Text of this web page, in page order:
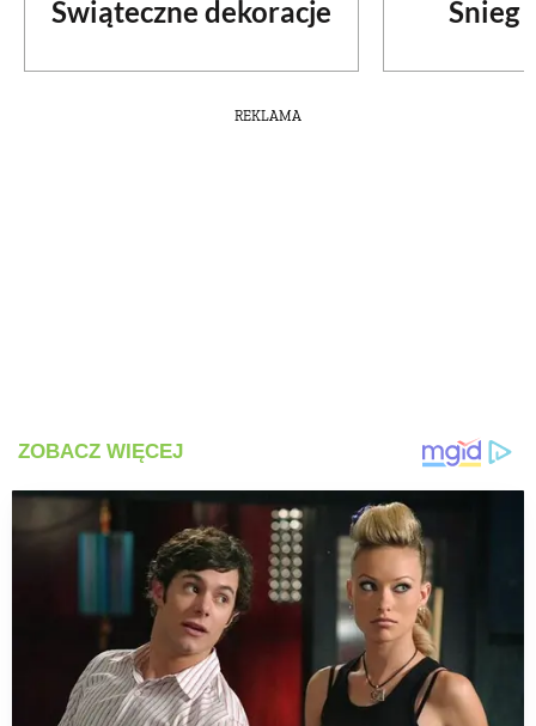
Świąteczne dekoracje Śnieg
REKLAMA
ZWYCZAJE
DANIA GŁÓWNE
CIASTA I DESERY
DODATKI